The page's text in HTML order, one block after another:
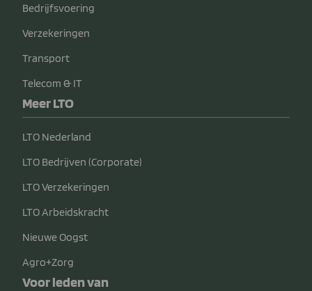
Bedrijfsvoering
Verzekeringen
Transport
Telecom & IT
Meer LTO
LTO Nederland
LTO Bedrijven (Corporate)
LTO Verzekeringen
LTO Arbeidskracht
Nieuwe Oogst
Agro+Zorg
Voor leden van